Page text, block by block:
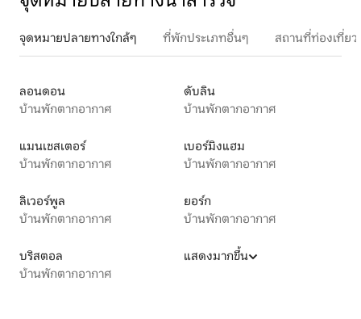
จุดหมายปลายทางใกล้ๆ ที่พักประเภทอื่นๆ สถานที่ท่องเที่ย
ลอนดอน
บ้านพักตากอากาศ
ดับลิน
บ้านพักตากอากาศ
แมนเชสเตอร์
บ้านพักตากอากาศ
เบอร์มิงแฮม
บ้านพักตากอากาศ
ลิเวอร์พูล
บ้านพักตากอากาศ
ยอร์ก
บ้านพักตากอากาศ
บริสตอล
บ้านพักตากอากาศ
แสดงมากขึ้น